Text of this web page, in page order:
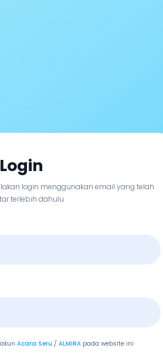
Login
login menggunakan email yang telah
terlebih dahulu
Acara Seru /ALMIRA pada website ini